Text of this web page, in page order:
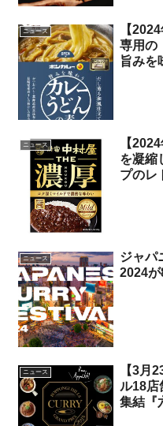
ニュース
【
専用の
旨みを
ニュース
【
を凝縮
プのレ
ニュース
ジャパ
2024が
ニュース
【3月
ル18店
集結『